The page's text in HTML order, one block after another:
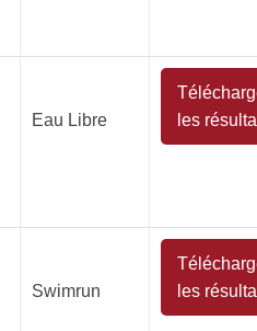
Eau Libre
les
Swimrun
les